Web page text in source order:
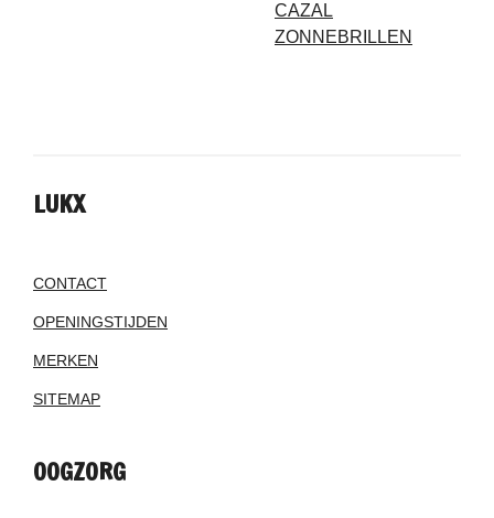
CAZAL
ZONNEBRILLEN
LUKX
CONTACT
OPENINGSTIJDEN
MERKEN
SITEMAP
OOGZORG